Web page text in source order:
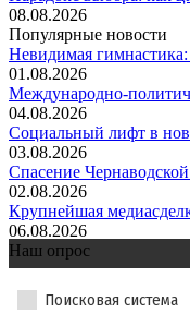
08.08.2026
Популярные новости
Невидимая
01.08.2026
Международно-
04.08.2026
Социальный лифт в
03.08.2026
Спасение
02.08.2026
Крупнейшая
06.08.2026
Наш опрос
Поисковая система